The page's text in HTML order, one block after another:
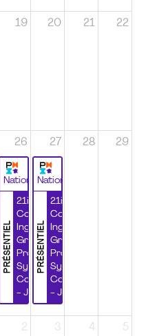
19 20 21 22
26
National
PRÉSENTIEL
21ième
Congrès
Ingénierie
Grands
Projets et
Systèmes
Complexes
- Jour 1
27
National
PRÉSENTIEL
21ième
Congrès
Ingénierie
Grands
Projets et
Systèmes
Complexes
- Jour 2
28 29
2 3 4 5